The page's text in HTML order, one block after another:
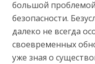
большой
безопасности.
далеко не всегда
своевременных
уже зная о